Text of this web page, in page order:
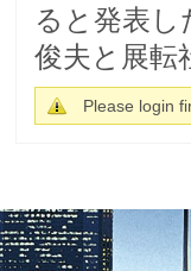
ると発表し
俊夫と展転
Please login